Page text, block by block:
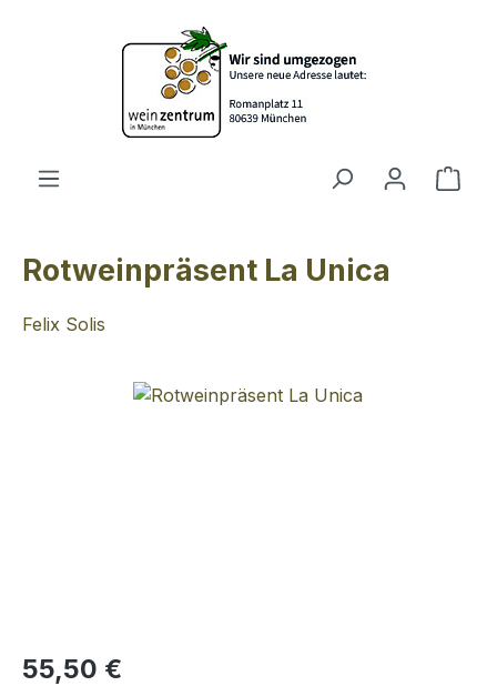
Zum Hauptinhalt springen
Rotweinpräsent La Unica
Felix Solis
Bildergalerie überspringen
55,50 €